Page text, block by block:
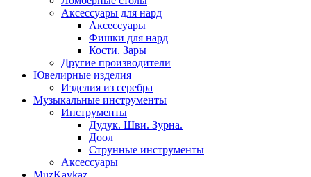
Аксессуары для нард
Аксессуары
Фишки для нард
Кости. Зары
Другие производители
Ювелирные изделия
Изделия из серебра
Музыкальные инструменты
Инструменты
Дудук. Шви. Зурна.
Доол
Струнные инструменты
Аксессуары
MuzKavkaz